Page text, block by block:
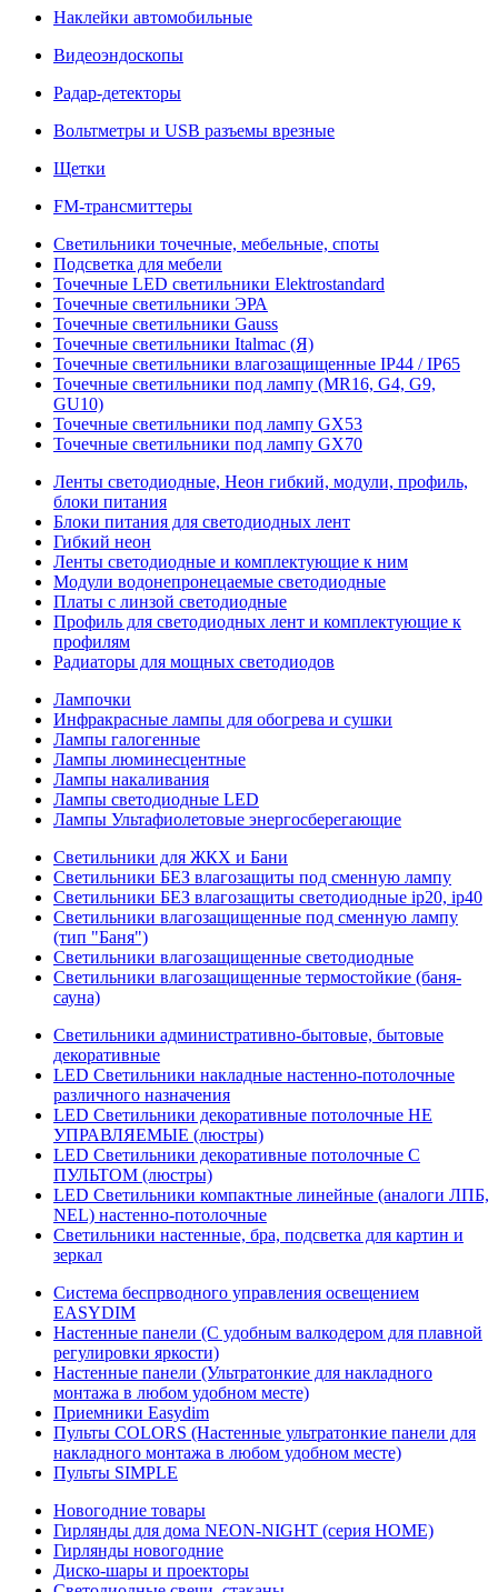
Наклейки автомобильные
Видеоэндоскопы
Радар-детекторы
Вольтметры и USB разъемы врезные
Щетки
FM-трансмиттеры
Светильники точечные, мебельные, споты
Подсветка для мебели
Точечные LED светильники Elektrostandard
Точечные светильники ЭРА
Точечные светильники Gauss
Точечные светильники Italmac (Я)
Точечные светильники влагозащищенные IP44 / IP65
Точечные светильники под лампу (MR16, G4, G9,
GU10)
Точечные светильники под лампу GX53
Точечные светильники под лампу GX70
Ленты светодиодные, Неон гибкий, модули, профиль,
блоки питания
Блоки питания для светодиодных лент
Гибкий неон
Ленты светодиодные и комплектующие к ним
Модули водонепронецаемые светодиодные
Платы с линзой светодиодные
Профиль для светодиодных лент и комплектующие к
профилям
Радиаторы для мощных светодиодов
Лампочки
Инфракрасные лампы для обогрева и сушки
Лампы галогенные
Лампы люминесцентные
Лампы накаливания
Лампы светодиодные LED
Лампы Ультафиолетовые энергосберегающие
Светильники для ЖКХ и Бани
Светильники БЕЗ влагозащиты под сменную лампу
Светильники БЕЗ влагозащиты светодиодные ip20, ip40
Светильники влагозащищенные под сменную лампу
(тип "Баня")
Светильники влагозащищенные светодиодные
Светильники влагозащищенные термостойкие (баня-
сауна)
Светильники административно-бытовые, бытовые
декоративные
LED Cветильники накладные настенно-потолочные
различного назначения
LED Светильники декоративные потолочные НЕ
УПРАВЛЯЕМЫЕ (люстры)
LED Светильники декоративные потолочные С
ПУЛЬТОМ (люстры)
LED Светильники компактные линейные (аналоги ЛПБ,
NEL) настенно-потолочные
Светильники настенные, бра, подсветка для картин и
зеркал
Система беспрводного управления освещением
EASYDIM
Настенные панели (С удобным валкодером для плавной
регулировки яркости)
Настенные панели (Ультратонкие для накладного
монтажа в любом удобном месте)
Приемники Easydim
Пульты COLORS (Настенные ультратонкие панели для
накладного монтажа в любом удобном месте)
Пульты SIMPLE
Новогодние товары
Гирлянды для дома NEON-NIGHT (серия HOME)
Гирлянды новогодние
Диско-шары и проекторы